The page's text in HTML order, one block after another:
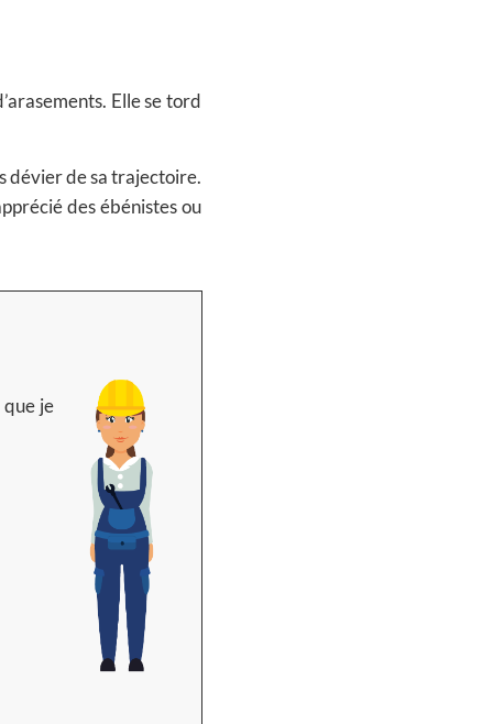
Elle se tord
dévier de sa trajectoire.
des ébénistes ou
que je